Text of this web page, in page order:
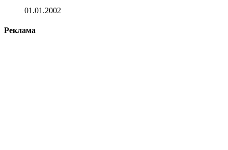
01.01.2002
Реклама